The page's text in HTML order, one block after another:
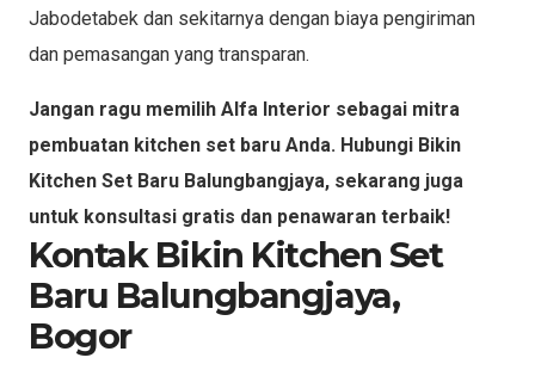
Jabodetabek dan sekitarnya dengan biaya pengiriman
dan pemasangan yang transparan.
Jangan ragu memilih Alfa Interior sebagai mitra
pembuatan kitchen set baru Anda. Hubungi Bikin
Kitchen Set Baru Balungbangjaya, sekarang juga
untuk konsultasi gratis dan penawaran terbaik!
Kontak Bikin Kitchen Set
Baru Balungbangjaya,
Bogor